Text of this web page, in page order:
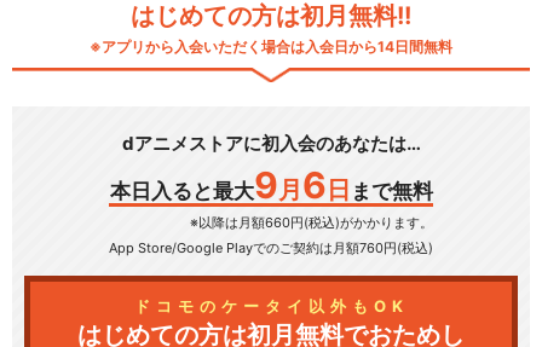
はじめての方は初月無料!!
※アプリから入会いただく場合は入会日から14日間無料
dアニメストアに初入会のあなたは…
本日入ると最大9 月 6 日 まで無料
※以降は月額660円(税込)がかかります。
App Store/Google Playでのご契約は月額760円(税込)
ドコモのケータイ以外もOK
はじめての方は初月無料でおためし